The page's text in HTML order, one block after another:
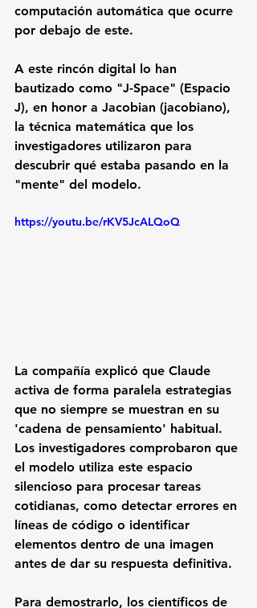
computación automática que ocurre
por debajo de este.
A este rincón digital lo han
bautizado como "J-Space" (Espacio
J), en honor a Jacobian (jacobiano),
la técnica matemática que los
investigadores utilizaron para
descubrir qué estaba pasando en la
"mente" del modelo.
https://youtu.be/rKV5JcALQoQ
La compañía explicó que Claude
activa de forma paralela estrategias
que no siempre se muestran en su
'cadena de pensamiento' habitual.
Los investigadores comprobaron que
el modelo utiliza este espacio
silencioso para procesar tareas
cotidianas, como detectar errores en
líneas de código o identificar
elementos dentro de una imagen
antes de dar su respuesta definitiva.
Para demostrarlo, los científicos de